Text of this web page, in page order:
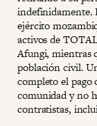
indefinidamente.
ejército
activos de
Afungi, mientras
población civil.
completo el pago
comunidad y no
contratistas,